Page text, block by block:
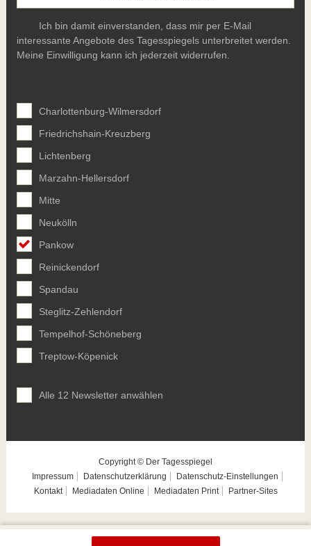
Ich bin damit einverstanden, dass mir per E-Mail
interessante Angebote des Tagesspiegels unterbreitet werden.
Meine Einwilligung kann ich jederzeit widerrufen.
Charlottenburg-Wilmersdorf
Friedrichshain-Kreuzberg
Lichtenberg
Marzahn-Hellersdorf
Mitte
Neukölln
Pankow
Reinickendorf
Spandau
Steglitz-Zehlendorf
Tempelhof-Schöneberg
Treptow-Köpenick
Alle 12 Newsletter anwählen
Copyright © Der Tagesspiegel
Impressum
Datenschutzerklärung
Datenschutz-Einstellungen
Kontakt
Mediadaten Online Mediadaten Print Partner-Sites